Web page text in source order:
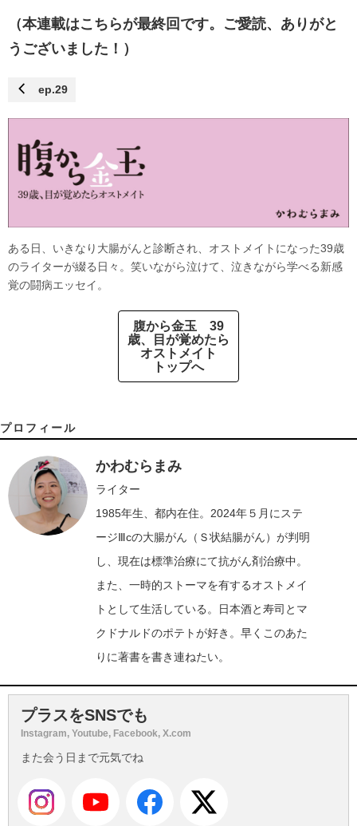
（本連載はこちらが最終回です。ご愛読、ありがと
うございました！）
ep.29
ある日、いきなり大腸がんと診断され、オストメイトになった39歳
のライターが綴る日々。笑いながら泣けて、泣きながら学べる新感
覚の闘病エッセイ。
腹から金玉 39
歳、目が覚めたら
オストメイト
トップへ
プロフィール
かわむらまみ
ライター
1985年生、都内在住。2024年５月にステ
ージⅢcの大腸がん（Ｓ状結腸がん）が判明
し、現在は標準治療にて抗がん剤治療中。
また、一時的ストーマを有するオストメイ
トとして生活している。日本酒と寿司とマ
クドナルドのポテトが好き。早くこのあた
りに著書を書き連ねたい。
プラスをSNSでも
Instagram, Youtube, Facebook, X.com
また会う日まで元気でね